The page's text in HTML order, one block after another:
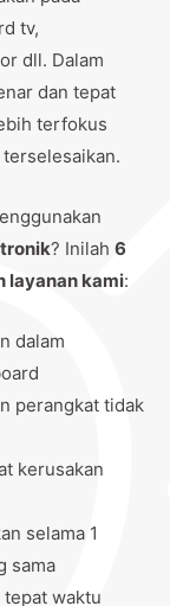
tv,
dll. Dalam
dan tepat
terfokus
? Inilah 6
layanan kami:
dalam
perangkat tidak
kerusakan
selama 1
sama
waktu